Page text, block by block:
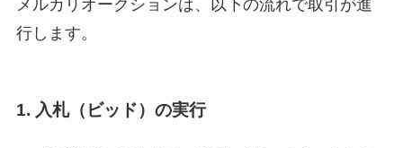
メルカリオークションは、以下の流れで取引が進
行します。
1. 入札（ビッド）の実行